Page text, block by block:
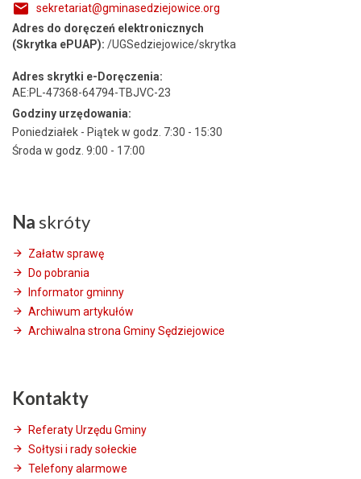
sekretariat@gminasedziejowice.org
Adres do doręczeń elektronicznych
(Skrytka ePUAP): /UGSedziejowice/skrytka
Adres skrytki e-Doręczenia:
AE:PL-47368-64794-TBJVC-23
Godziny urzędowania:
Poniedziałek - Piątek w godz. 7:30 - 15:30
Środa w godz. 9:00 - 17:00
Na skróty
Załatw sprawę
Do pobrania
Informator gminny
Archiwum artykułów
Archiwalna strona Gminy Sędziejowice
Kontakty
Referaty Urzędu Gminy
Sołtysi i rady sołeckie
Telefony alarmowe